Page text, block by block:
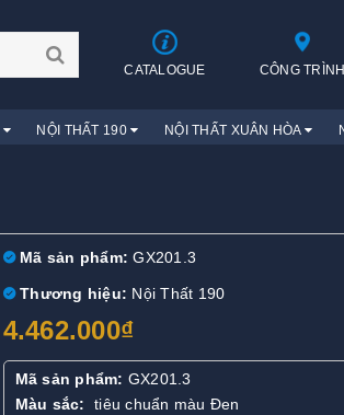
CATALOGUE CÔNG
NỘI THẤT 190 NỘI THẤT XUÂN HÒA
Mã sản phẩm: GX201.3
Thương hiệu: Nội Thất 190
4.462.000₫
Mã sản phẩm: GX201.3
Màu sắc: tiêu chuẩn màu Đen